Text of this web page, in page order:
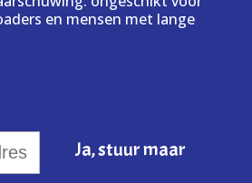
en mensen met lange